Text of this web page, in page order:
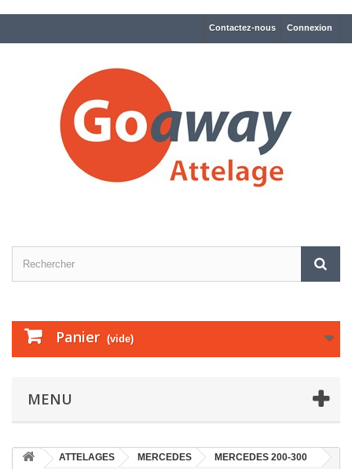
Connexion
Contactez-nous
Panier (vide)
MENU
ATTELAGES MERCEDES
MERCEDES 200-300